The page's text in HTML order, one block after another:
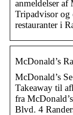
anmeldelser af
Tripadvisor og
restauranter i
McDonald’s
McDonald’s
Takeaway til
fra
Blvd. 4